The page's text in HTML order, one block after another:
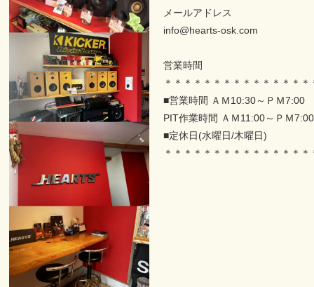
メールアドレス
info@hearts-osk.com
営業時間
＊＊＊＊＊＊＊＊＊＊＊＊＊＊＊
■営業時間 ＡＭ10:30～ＰＭ7:00
PIT作業時間 ＡＭ11:00～ＰＭ7:00
■定休日(水曜日/木曜日)
＊＊＊＊＊＊＊＊＊＊＊＊＊＊＊